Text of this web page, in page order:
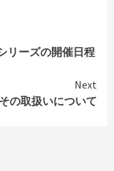
リーズの開催日程
Next
の取扱いについて